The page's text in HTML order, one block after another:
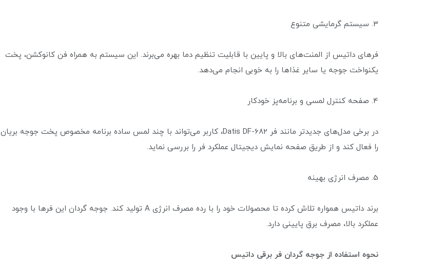
3. سیستم گرمایشی متنوع
فرهای داتیس از المنت‌های بالا و پایین با قابلیت تنظیم دما بهره می‌برند. این سیستم به همراه فن کانوکشن، پخت
یکنواخت جوجه یا سایر غذاها را به خوبی انجام می‌دهد.
4. صفحه کنترل لمسی و برنامه‌پز خودکار
در برخی مدل‌های جدیدتر مانند فر Datis DF-682، کاربر می‌تواند با چند لمس ساده برنامه مخصوص پخت جوجه بریان
را فعال کند و از طریق صفحه نمایش دیجیتال عملکرد فر را بررسی نماید.
5. مصرف انرژی بهینه
برند داتیس همواره تلاش کرده تا محصولات خود را با رده مصرف انرژی A تولید کند. جوجه گردان این فرها با وجود
عملکرد بالا، مصرف برق پایینی دارد.
نحوه استفاده از جوجه گردان فر برقی داتیس